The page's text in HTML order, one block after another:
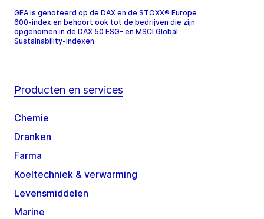
GEA is genoteerd op de DAX en de STOXX® Europe
600-index en behoort ook tot de bedrijven die zijn
opgenomen in de DAX 50 ESG- en MSCI Global
Sustainability-indexen.
Producten en services
Chemie
Dranken
Farma
Koeltechniek & verwarming
Levensmiddelen
Marine